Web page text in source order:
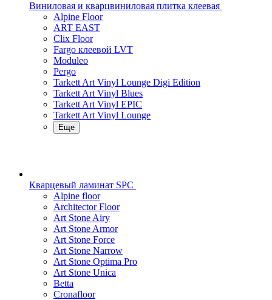
Виниловая и кварцвиниловая плитка клеевая
Alpine Floor
ART EAST
Clix Floor
Fargo клеевой LVT
Moduleo
Pergo
Tarkett Art Vinyl Lounge Digi Edition
Tarkett Art Vinyl Blues
Tarkett Art Vinyl EPIC
Tarkett Art Vinyl Lounge
Еще
Кварцевый ламинат SPC
Alpine floor
Architector Floor
Art Stone Airy
Art Stone Armor
Art Stone Force
Art Stone Narrow
Art Stone Optima Pro
Art Stone Unica
Betta
Cronafloor